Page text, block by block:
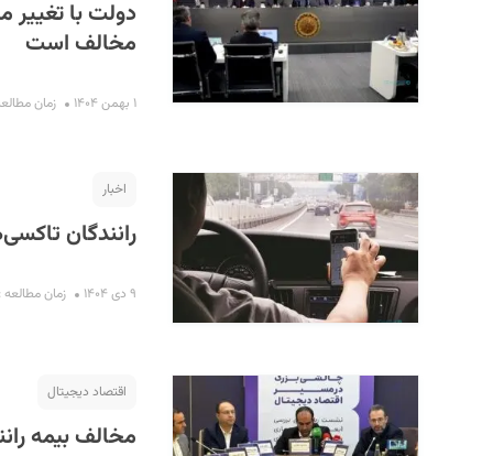
دولت با تغییر
مخالف است
۱ بهمن ۱۴۰۴ زمان مطالعه : ۲
اخبار
رانندگان
۹ دی ۱۴۰۴ زمان مطالعه : ۲ دقیقه
اقتصاد دیجیتال
مخالف بیمه